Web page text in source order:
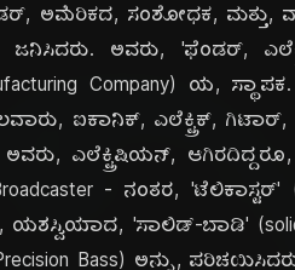
ಅಮೆರಿಕದ, ಸಂಶೋಧಕ, ಮತ್ತು,
ಅವರು, 'ಫೆಂಡರ್,
Company) ಯ,
ಐಕಾನಿಕ್, ಎಲೆಕ್ಟ್ರಿಕ್, ಗಿಟಾರ್,
ಎಲೆಕ್ಟ್ರಿಷಿಯನ್, ಆಗಿರದಿದ್ದರೂ,
- ನಂತರ,
'ಸಾಲಿಡ್-ಬಾಡಿ'
Bass) ಅನ್ನು,